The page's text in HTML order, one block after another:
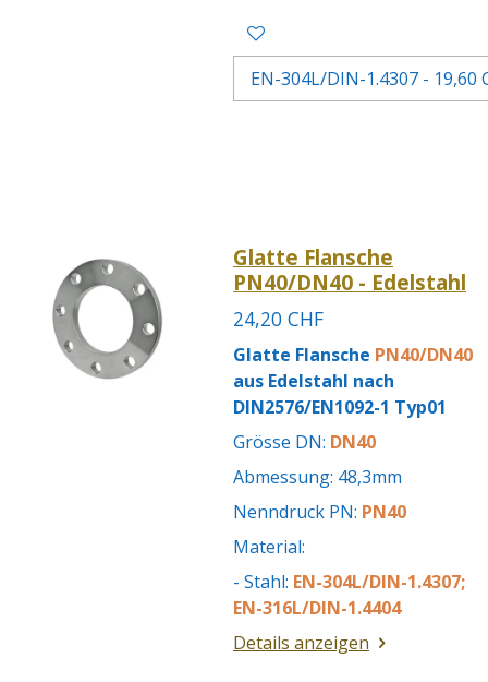
Glatte Flansche
PN40/DN40 - Edelstahl
24,20 CHF
Glatte Flansche PN40/DN40
aus Edelstahl nach
DIN2576/EN1092-1 Typ01
Grösse DN: DN40
Abmessung: 48,3mm
Nenndruck PN: PN40
Material:
- Stahl: EN-304L/DIN-1.4307;
EN-316L/DIN-1.4404
Details anzeigen